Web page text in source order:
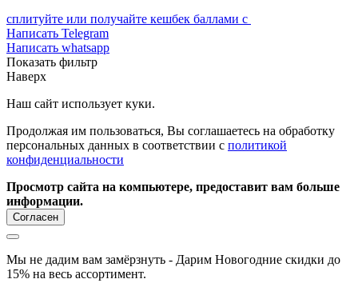
сплитуйте или получайте кешбек баллами с
Написать Telegram
Написать whatsapp
Показать фильтр
Наверх
Наш сайт использует куки.
Продолжая им пользоваться, Вы соглашаетесь на обработку
персональных данных в соответствии с политикой
конфиденциальности
Просмотр сайта на компьютере, предоставит вам больше
информации.
Согласен
Мы не дадим вам замёрзнуть - Дарим Новогодние скидки до
15% на весь ассортимент.